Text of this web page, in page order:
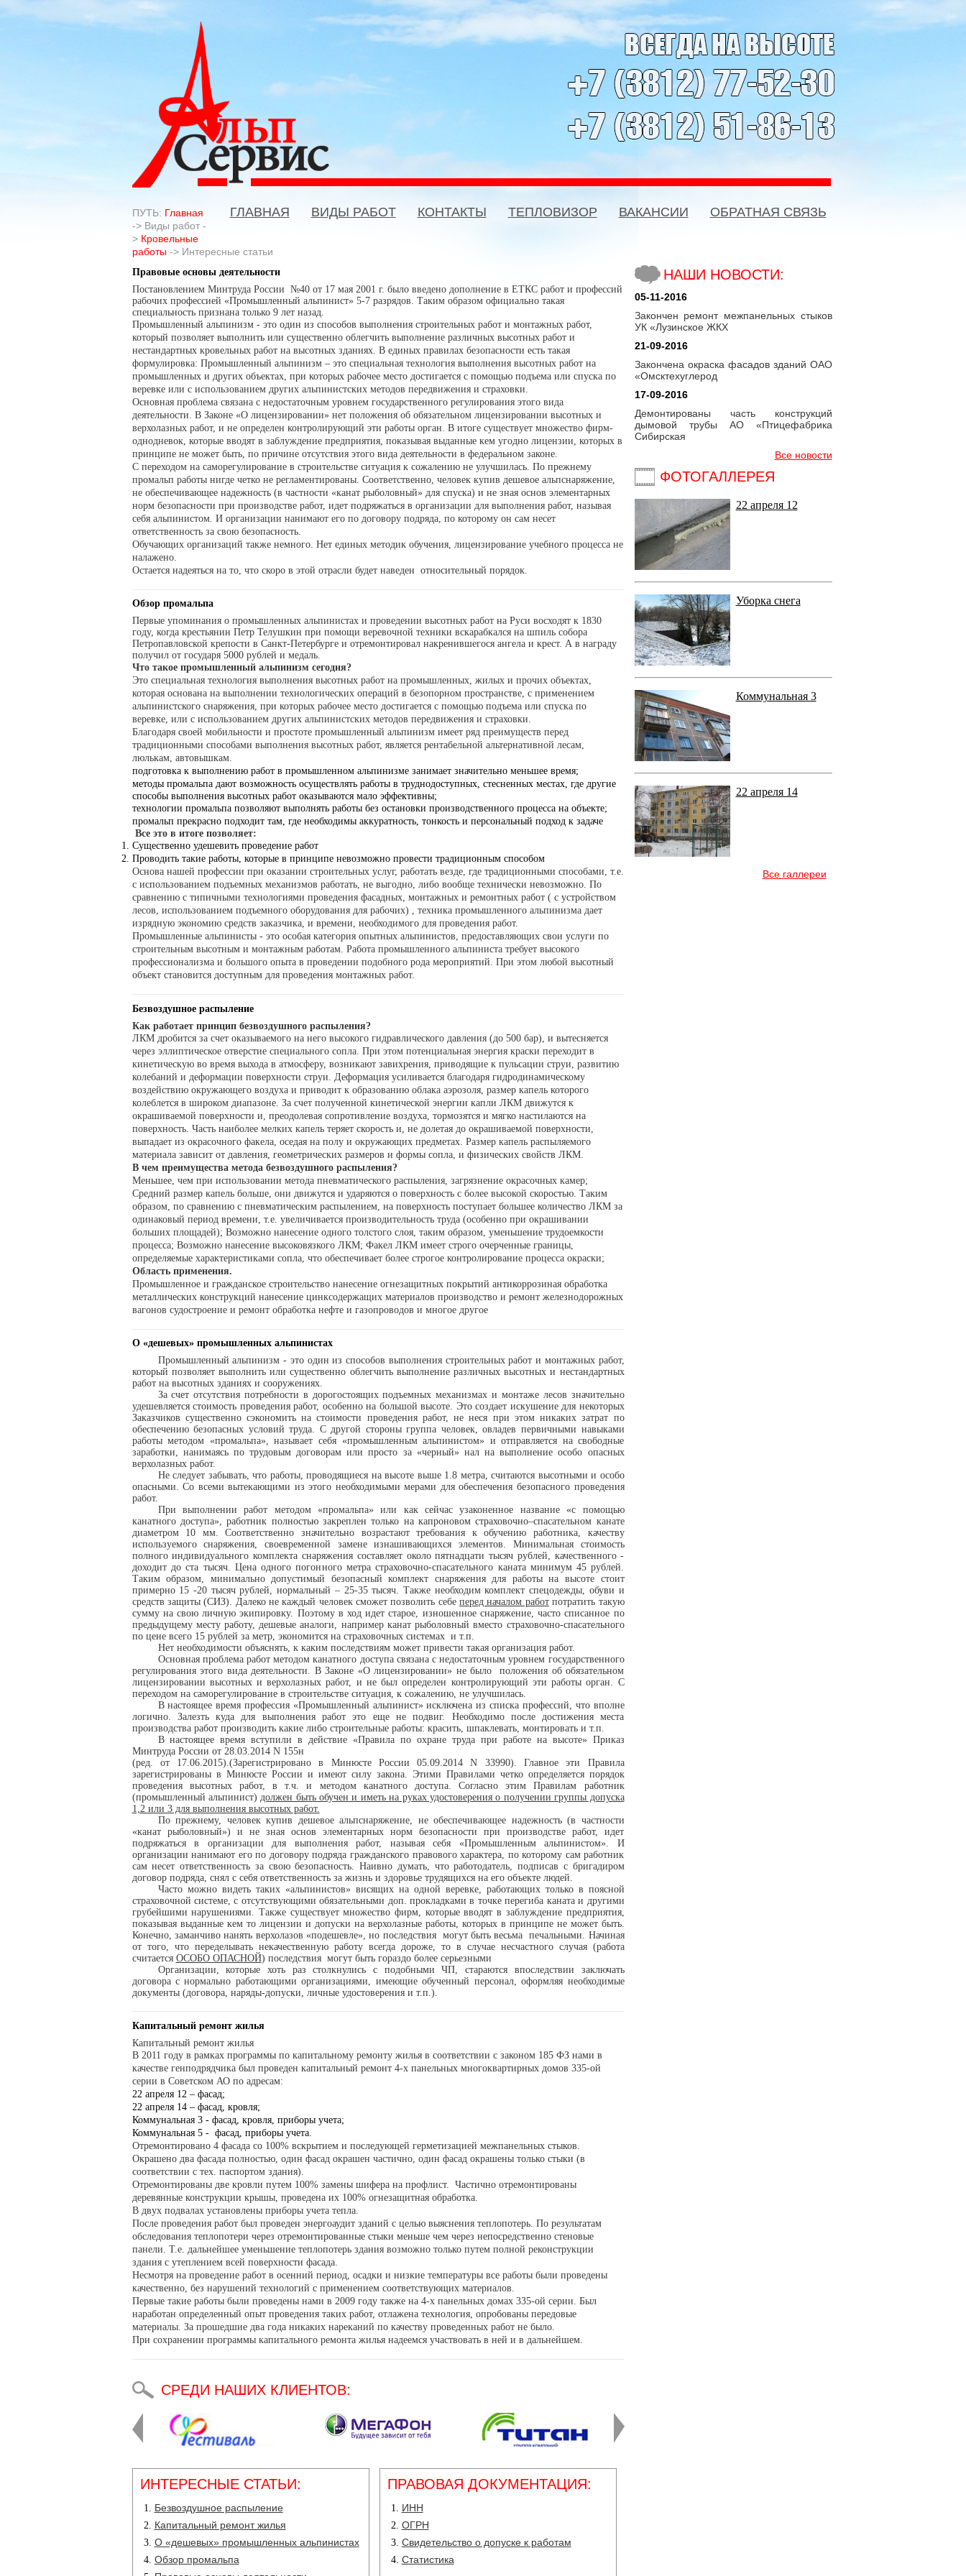
ГЛАВНАЯ ВИДЫ РАБОТ КОНТАКТЫ ТЕПЛОВИЗОР ВАКАНСИИ ОБРАТНАЯ СВЯЗЬ
ПУТЬ: Главная
-> Виды работ-
> Кровельные
работы-> Интересные статьи
Правовые основы деятельности
Постановлением Минтруда России №40 от 17 мая 2001 г. было введено дополнение в ЕТКС работ и профессий
рабочих профессией «Промышленный альпинист» 5-7 разрядов. Таким образом официально такая
специальность признана только 9 лет назад.
Промышленный альпинизм - это один из способов выполнения строительных работ и монтажных работ,
который позволяет выполнить или существенно облегчить выполнение различных высотных работ и
нестандартных кровельных работ на высотных зданиях. В единых правилах безопасности есть такая
формулировка: Промышленный альпинизм – это специальная технология выполнения высотных работ на
промышленных и других объектах, при которых рабочее место достигается с помощью подъема или спуска по
веревке или с использованием других альпинистских методов передвижения и страховки.
Основная проблема связана с недостаточным уровнем государственного регулирования этого вида
деятельности. В Законе «О лицензировании» нет положения об обязательном лицензировании высотных и
верхолазных работ, и не определен контролирующий эти работы орган. В итоге существует множество фирм-
однодневок, которые вводят в заблуждение предприятия, показывая выданные кем угодно лицензии, которых в
принципе не может быть, по причине отсутствия этого вида деятельности в федеральном законе.
С переходом на саморегулирование в строительстве ситуация к сожалению не улучшилась. По прежнему
промальп работы нигде четко не регламентированы. Соответственно, человек купив дешевое альпснаряжение,
не обеспечивающее надежность (в частности «канат рыболовный» для спуска) и не зная основ элементарных
норм безопасности при производстве работ, идет подряжаться в организации для выполнения работ, называя
себя альпинистом. И организации нанимают его по договору подряда, по которому он сам несет
ответственность за свою безопасность.
Обучающих организаций также немного. Нет единых методик обучения, лицензирование учебного процесса не
налажено.
Остается надеяться на то, что скоро в этой отрасли будет наведен относительный порядок.
Обзор промальпа
Первые упоминания о промышленных альпинистах и проведении высотных работ на Руси восходят к 1830
году, когда крестьянин Петр Телушкин при помощи веревочной техники вскарабкался на шпиль собора
Петропавловской крепости в Санкт-Петербурге и отремонтировал накренившегося ангела и крест. А в награду
получил от государя 5000 рублей и медаль.
Что такое промышленный альпинизм сегодня?
Это специальная технология выполнения высотных работ на промышленных, жилых и прочих объектах,
которая основана на выполнении технологических операций в безопорном пространстве, с применением
альпинистского снаряжения, при которых рабочее место достигается с помощью подъема или спуска по
веревке, или с использованием других альпинистских методов передвижения и страховки.
Благодаря своей мобильности и простоте промышленный альпинизм имеет ряд преимуществ перед
традиционными способами выполнения высотных работ, является рентабельной альтернативной лесам,
люлькам, автовышкам.
подготовка к выполнению работ в промышленном альпинизме занимает значительно меньшее время;
методы промальпа дают возможность осуществлять работы в труднодоступных, стесненных местах, где другие
способы выполнения высотных работ оказываются мало эффективны;
технологии промальпа позволяют выполнять работы без остановки производственного процесса на объекте;
промальп прекрасно подходит там, где необходимы аккуратность, тонкость и персональный подход к задаче
Все это в итоге позволяет:
Существенно удешевить проведение работ
Проводить такие работы, которые в принципе невозможно провести традиционным способом
Основа нашей профессии при оказании строительных услуг, работать везде, где традиционными способами, т.е.
с использованием подъемных механизмов работать, не выгодно, либо вообще технически невозможно. По
сравнению с типичными технологиями проведения фасадных, монтажных и ремонтных работ ( с устройством
лесов, использованием подъемного оборудования для рабочих) , техника промышленного альпинизма дает
изрядную экономию средств заказчика, и времени, необходимого для проведения работ.
Промышленные альпинисты - это особая категория опытных альпинистов, предоставляющих свои услуги по
строительным высотным и монтажным работам. Работа промышленного альпиниста требует высокого
профессионализма и большого опыта в проведении подобного рода мероприятий. При этом любой высотный
объект становится доступным для проведения монтажных работ.
Безвоздушное распыление
Как работает принцип безвоздушного распыления?
ЛКМ дробится за счет оказываемого на него высокого гидравлического давления (до 500 бар), и вытесняется
через эллиптическое отверстие специального сопла. При этом потенциальная энергия краски переходит в
кинетическую во время выхода в атмосферу, возникают завихрения, приводящие к пульсации струи, развитию
колебаний и деформации поверхности струи. Деформация усиливается благодаря гидродинамическому
воздействию окружающего воздуха и приводит к образованию облака аэрозоля, размер капель которого
колеблется в широком диапазоне. За счет полученной кинетической энергии капли ЛКМ движутся к
окрашиваемой поверхности и, преодолевая сопротивление воздуха, тормозятся и мягко настилаются на
поверхность. Часть наиболее мелких капель теряет скорость и, не долетая до окрашиваемой поверхности,
выпадает из окрасочного факела, оседая на полу и окружающих предметах. Размер капель распыляемого
материала зависит от давления, геометрических размеров и формы сопла, и физических свойств ЛКМ.
В чем преимущества метода безвоздушного распыления?
Меньшее, чем при использовании метода пневматического распыления, загрязнение окрасочных камер;
Средний размер капель больше, они движутся и ударяются о поверхность с более высокой скоростью. Таким
образом, по сравнению с пневматическим распылением, на поверхность поступает большее количество ЛКМ за
одинаковый период времени, т.е. увеличивается производительность труда (особенно при окрашивании
больших площадей); Возможно нанесение одного толстого слоя, таким образом, уменьшение трудоемкости
процесса; Возможно нанесение высоковязкого ЛКМ; Факел ЛКМ имеет строго очерченные границы,
определяемые характеристиками сопла, что обеспечивает более строгое контролирование процесса окраски;
Область применения.
Промышленное и гражданское строительство нанесение огнезащитных покрытий антикоррозиная обработка
металлических конструкций нанесение цинксодержащих материалов производство и ремонт железнодорожных
вагонов судостроение и ремонт обработка нефте и газопроводов и многое другое
О «дешевых» промышленных альпинистах
Промышленный альпинизм - это один из способов выполнения строительных работ и монтажных работ,
который позволяет выполнить или существенно облегчить выполнение различных высотных и нестандартных
работ на высотных зданиях и сооружениях.
За счет отсутствия потребности в дорогостоящих подъемных механизмах и монтаже лесов значительно
удешевляется стоимость проведения работ, особенно на большой высоте. Это создает искушение для некоторых
Заказчиков существенно сэкономить на стоимости проведения работ, не неся при этом никаких затрат по
обеспечению безопасных условий труда. С другой стороны группа человек, овладев первичными навыками
работы методом «промальпа», называет себя «промышленным альпинистом» и отправляется на свободные
заработки, нанимаясь по трудовым договорам или просто за «черный» нал на выполнение особо опасных
верхолазных работ.
Не следует забывать, что работы, проводящиеся на высоте выше 1.8 метра, считаются высотными и особо
опасными. Со всеми вытекающими из этого необходимыми мерами для обеспечения безопасного проведения
работ.
При выполнении работ методом «промальпа» или как сейчас узаконенное название «с помощью
канатного доступа», работник полностью закреплен только на капроновом страховочно–спасательном канате
диаметром 10 мм. Соответственно значительно возрастают требования к обучению работника, качеству
используемого снаряжения, своевременной замене изнашивающихся элементов. Минимальная стоимость
полного индивидуального комплекта снаряжения составляет около пятнадцати тысяч рублей, качественного -
доходит до ста тысяч. Цена одного погонного метра страховочно-спасательного каната минимум 45 рублей.
Таким образом, минимально допустимый безопасный комплект снаряжения для работы на высоте стоит
примерно 15 -20 тысяч рублей, нормальный – 25-35 тысяч. Также необходим комплект спецодежды, обуви и
средств защиты (СИЗ). Далеко не каждый человек сможет позволить себеперед началом работпотратить такую
сумму на свою личную экипировку. Поэтому в ход идет старое, изношенное снаряжение, часто списанное по
предыдущему месту работу, дешевые аналоги, например канат рыболовный вместо страховочно-спасательного
по цене всего 15 рублей за метр, экономится на страховочных системах и т.п.
Нет необходимости объяснять, к каким последствиям может привести такая организация работ.
Основная проблема работ методом канатного доступа связана с недостаточным уровнем государственного
регулирования этого вида деятельности. В Законе «О лицензировании» не было положения об обязательном
лицензировании высотных и верхолазных работ, и не был определен контролирующий эти работы орган. С
переходом на саморегулирование в строительстве ситуация, к сожалению, не улучшилась.
В настоящее время профессия «Промышленный альпинист» исключена из списка профессий, что вполне
логично. Залезть куда для выполнения работ это еще не подвиг. Необходимо после достижения места
производства работ производить какие либо строительные работы: красить, шпаклевать, монтировать и т.п.
В настоящее время вступили в действие «Правила по охране труда при работе на высоте» Приказ
Минтруда России от 28.03.2014 N 155н
(ред. от 17.06.2015).(Зарегистрировано в Минюсте России 05.09.2014 N 33990). Главное эти Правила
зарегистрированы в Минюсте России и имеют силу закона. Этими Правилами четко определяется порядок
проведения высотных работ, в т.ч. и методом канатного доступа. Согласно этим Правилам работник
(промышленный альпинист)должен быть обучен и иметь на руках удостоверения о получении группы допуска
1,2 или 3 для выполнения высотных работ.
По прежнему, человек купив дешевое альпснаряжение, не обеспечивающее надежность (в частности
«канат рыболовный») и не зная основ элементарных норм безопасности при производстве работ, идет
подряжаться в организации для выполнения работ, называя себя «Промышленным альпинистом». И
организации нанимают его по договору подряда гражданского правового характера, по которому сам работник
сам несет ответственность за свою безопасность. Наивно думать, что работодатель, подписав с бригадиром
договор подряда, снял с себя ответственность за жизнь и здоровье трудящихся на его объекте людей.
Часто можно видеть таких «альпинистов» висящих на одной веревке, работающих только в поясной
страховочной системе, с отсутствующими обязательными доп. прокладками в точке перегиба каната и другими
грубейшими нарушениями. Также существует множество фирм, которые вводят в заблуждение предприятия,
показывая выданные кем то лицензии и допуски на верхолазные работы, которых в принципе не может быть.
Конечно, заманчиво нанять верхолазов «подешевле», но последствия могут быть весьма печальными. Начиная
от того, что переделывать некачественную работу всегда дороже, то в случае несчастного случая (работа
считается ОСОБО ОПАСНОЙ) последствия могут быть гораздо более серьезными
Организации, которые хоть раз столкнулись с подобными ЧП, стараются впоследствии заключать
договора с нормально работающими организациями, имеющие обученный персонал, оформляя необходимые
документы (договора, наряды-допуски, личные удостоверения и т.п.).
Капитальный ремонт жилья
Капитальный ремонт жилья
В 2011 году в рамках программы по капитальному ремонту жилья в соответствии с законом 185 ФЗ нами в
качестве генподрядчика был проведен капитальный ремонт 4-х панельных многоквартирных домов 335-ой
серии в Советском АО по адресам:
22 апреля 12 – фасад;
22 апреля 14 – фасад, кровля;
Коммунальная 3 - фасад, кровля, приборы учета;
Коммунальная 5 - фасад, приборы учета.
Отремонтировано 4 фасада со 100% вскрытием и последующей герметизацией межпанельных стыков.
Окрашено два фасада полностью, один фасад окрашен частично, один фасад окрашены только стыки (в
соответствии с тех. паспортом здания).
Отремонтированы две кровли путем 100% замены шифера на профлист. Частично отремонтированы
деревянные конструкции крышы, проведена их 100% огнезащитная обработка.
В двух подвалах установлены приборы учета тепла.
После проведения работ был проведен энергоаудит зданий с целью выяснения теплопотерь. По результатам
обследования теплопотери через отремонтированные стыки меньше чем через непосредственно стеновые
панели. Т.е. дальнейшее уменьшение теплопотерь здания возможно только путем полной реконструкции
здания с утеплением всей поверхности фасада.
Несмотря на проведение работ в осенний период, осадки и низкие температуры все работы были проведены
качественно, без нарушений технологий с применением соответствующих материалов.
Первые такие работы были проведены нами в 2009 году также на 4-х панельных домах 335-ой серии. Был
наработан определенный опыт проведения таких работ, отлажена технология, опробованы передовые
материалы. За прошедшие два года никаких нареканий по качеству проведенных работ не было.
При сохранении программы капитального ремонта жилья надеемся участвовать в ней и в дальнейшем.
СРЕДИ НАШИХ КЛИЕНТОВ:
ИНТЕРЕСНЫЕ СТАТЬИ:
Безвоздушное распыление
Капитальный ремонт жилья
О «дешевых» промышленных альпинистах
Обзор промальпа
ПРАВОВАЯ ДОКУМЕНТАЦИЯ:
ИНН
ОГРН
Свидетельство о допуске к работам
Статистика
НАШИ НОВОСТИ:
05-11-2016
Закончен ремонт межпанельных стыков
УК «Лузинское ЖКХ
21-09-2016
Закончена окраска фасадов зданий ОАО
«Омсктехуглерод
17-09-2016
Демонтированы часть конструкций
дымовой трубы АО «Птицефабрика
Сибирская
Все новости
ФОТОГАЛЛЕРЕЯ
22 апреля 12
Уборка снега
Коммунальная 3
22 апреля 14
Все галлереи